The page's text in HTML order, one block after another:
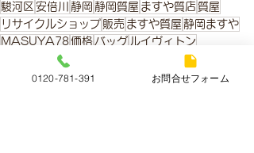
駿河区 安倍川 静岡 静岡質屋 ますや質店 質屋
リサイクルショップ 販売 ますや質屋 静岡ますや
MASUYA78価格 バッグ ルイヴィトン
LOUISVUITTON
2WAYバッグ
ネオカビィMMM95837
モノグラムデニム
0120-781-391 お問合せフォーム